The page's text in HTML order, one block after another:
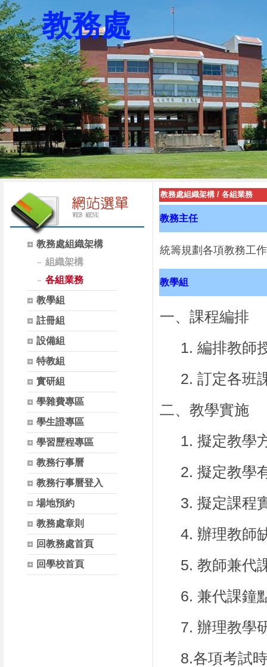
教務處
教務處組織架構
組織架構
各組業務
教學組
註冊組
設備組
特教組
實研組
學雜費專區
學生證專區
學習歷程專區
教務行事曆
教務行事曆登入
場地預約
教務處章則
回教務處首頁
回學校首頁
教務處組織架構 / 各組業務
教務主任
統籌規劃各項教務工
教學組
一、課程編排
1. 編排教師
2. 訂定各班
二、教學實施
1. 擬定教學
2. 擬定教學
3. 擬定課程
4. 辦理教師
5. 教師兼代
6. 兼代課鐘
7. 辦理教學
8.各項考試